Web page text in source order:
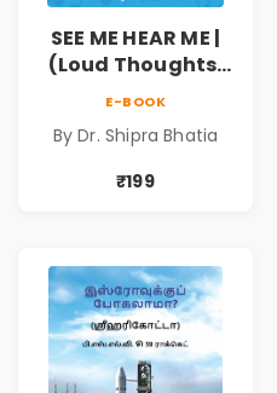
SEE ME HEAR ME |
(Loud Thoughts,
E-BOOK
By Dr. Shipra Bhatia
₹199